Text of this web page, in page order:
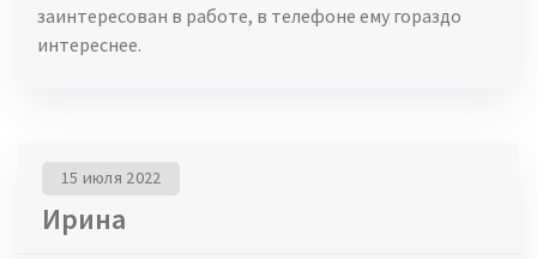
заинтересован в работе, в телефоне ему гораздо
интереснее.
Ирина
15 июля 2022